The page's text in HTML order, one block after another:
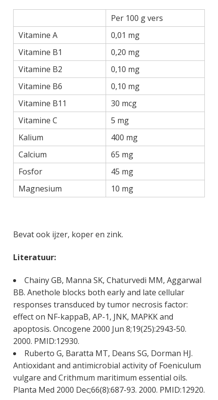
Per 100 g vers
Vitamine A
0,01 mg
Vitamine B1
0,20 mg
Vitamine B2
0,10 mg
Vitamine B6
0,10 mg
Vitamine B11
30 mcg
Vitamine C
5 mg
Kalium
400 mg
Calcium
65 mg
Fosfor
45 mg
Magnesium
10 mg
Bevat ook ijzer, koper en zink.
Literatuur:
Chainy GB, Manna SK, Chaturvedi MM, Aggarwal
BB. Anethole blocks both early and late cellular
responses transduced by tumor necrosis factor:
effect on NF-kappaB, AP-1, JNK, MAPKK and
apoptosis. Oncogene 2000 Jun 8;19(25):2943-50.
2000. PMID:12930.
Ruberto G, Baratta MT, Deans SG, Dorman HJ.
Antioxidant and antimicrobial activity of Foeniculum
vulgare and Crithmum maritimum essential oils.
Planta Med 2000 Dec;66(8):687-93. 2000. PMID:12920.